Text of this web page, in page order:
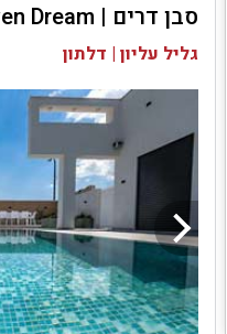
בדיקת זמינות ומחירים
סבן דרים | Seven Dream
גליל עליון | דלתון